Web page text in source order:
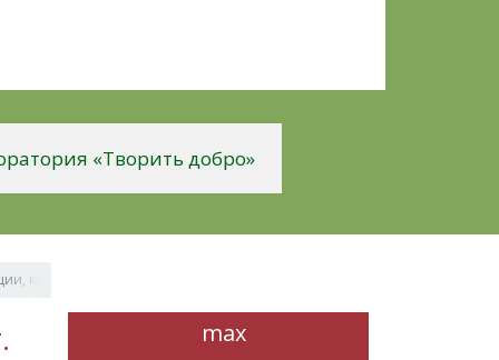
«Творить добро»
квадратные
max